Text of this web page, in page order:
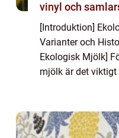
vinyl och
[Introduktion]
Varianter och
Ekologisk Mjölk]
mjölk är det